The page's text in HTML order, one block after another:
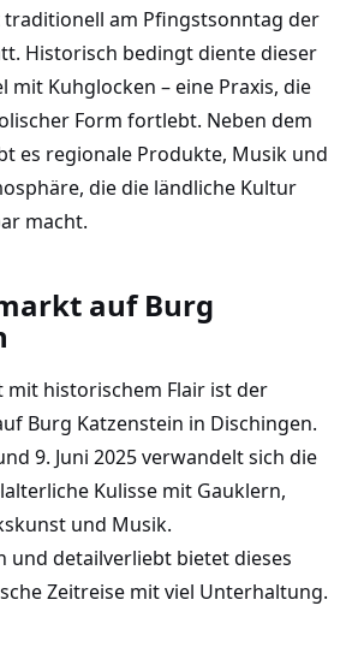
am Pfingstsonntag der
Historisch bedingt diente dieser
mit Kuhglocken – eine Praxis, die
Form fortlebt. Neben dem
es regionale Produkte, Musik und
die die ländliche Kultur
macht.
auf Burg
mit historischem Flair ist der
Burg Katzenstein in Dischingen.
9. Juni 2025 verwandelt sich die
Kulisse mit Gauklern,
und Musik.
und detailverliebt bietet dieses
Zeitreise mit viel Unterhaltung.